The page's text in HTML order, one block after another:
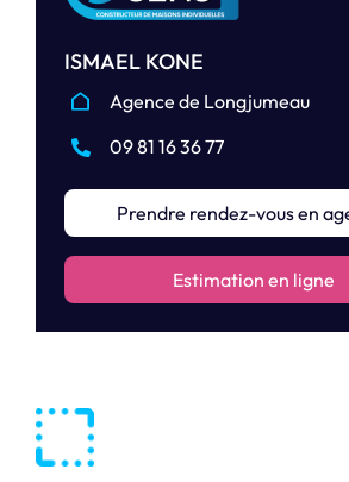
ISMAEL KONE
Agence de Longjumeau
09 81 16 36 77
Prendre rendez-vous en
Estimation en ligne